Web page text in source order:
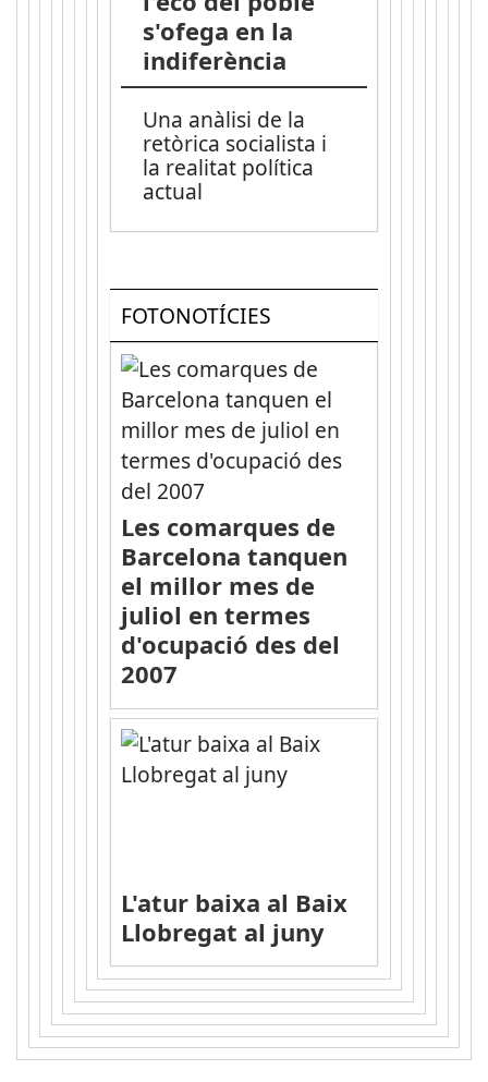
s'ofega en la
indiferència
Una anàlisi de la
retòrica socialista i
la realitat política
actual
FOTONOTÍCIES
Les comarques de
Barcelona tanquen
el millor mes de
juliol en termes
d'ocupació des del
2007
L'atur baixa al Baix
Llobregat al juny